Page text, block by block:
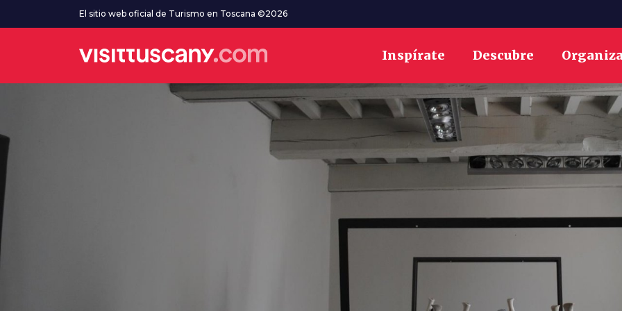
Ve al contenido principalEl sitio web oficial de Turismo en Toscana ©2026
Inspírate Descubre Organiza